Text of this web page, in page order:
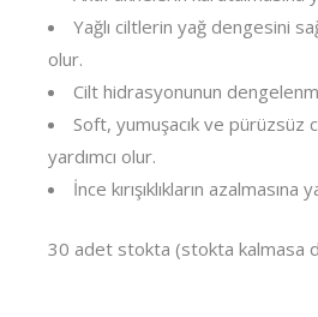
Yağlı ciltlerin yağ dengesini
olur.
Cilt hidrasyonunun
Soft, yumuşacık ve pürüzsüz
yardımcı olur.
İnce kırışıklıkların azalmasına
30 adet stokta (stokta kalmasa